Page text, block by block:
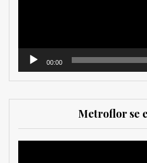
00:00
Metroflor se